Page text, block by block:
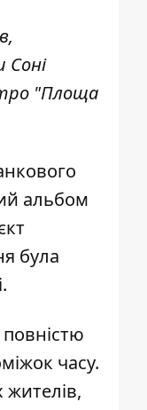
Соні
"Площа
альбом
була
часу.